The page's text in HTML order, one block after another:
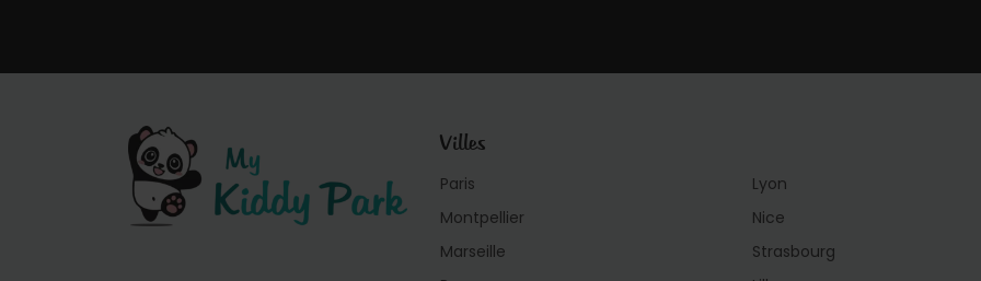
Villes
Paris
Montpellier
Marseille
Lyon
Nice
Strasbourg